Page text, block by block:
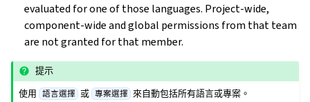
evaluated for one of those languages. Project-wide,
component-wide and global permissions from that team
are not granted for that member.
提示
使用 語言選擇 或 專案選擇 來自動包括所有語言或專案。